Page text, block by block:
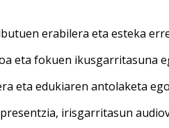
erabilera eta esteka
eta fokuen ikusgarritasuna
eta edukiaren antolaketa
irisgarritasun